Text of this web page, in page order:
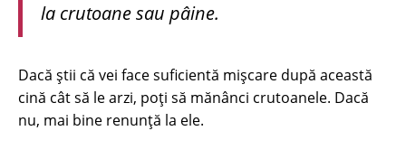
la crutoane sau pâine.
Dacă știi că vei face suficientă mișcare după această
cină cât să le arzi, poți să mănânci crutoanele. Dacă
nu, mai bine renunță la ele.